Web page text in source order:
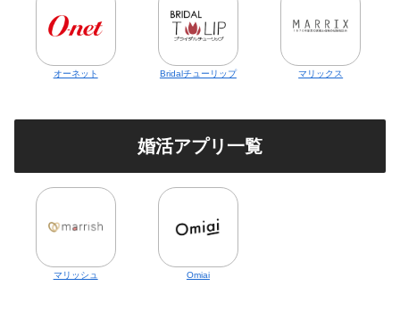
オーネット Bridalチューリップ マリックス
婚活アプリ一覧
マリッシュ Omiai